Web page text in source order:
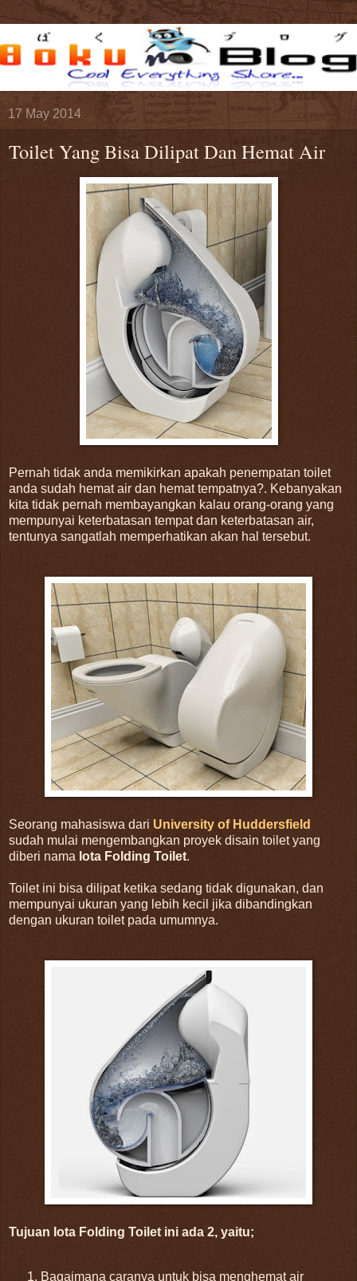
17 May 2014
Toilet Yang Bisa Dilipat Dan Hemat Air
Pernah tidak anda memikirkan apakah penempatan toilet
anda sudah hemat air dan hemat tempatnya?. Kebanyakan
kita tidak pernah membayangkan kalau orang-orang yang
mempunyai keterbatasan tempat dan keterbatasan air,
tentunya sangatlah memperhatikan akan hal tersebut.
Seorang mahasiswa dari University of Huddersfield
sudah mulai mengembangkan proyek disain toilet yang
diberi nama Iota Folding Toilet.
Toilet ini bisa dilipat ketika sedang tidak digunakan, dan
mempunyai ukuran yang lebih kecil jika dibandingkan
dengan ukuran toilet pada umumnya.
Tujuan Iota Folding Toilet ini ada 2, yaitu;
Bagaimana caranya untuk bisa menghemat air